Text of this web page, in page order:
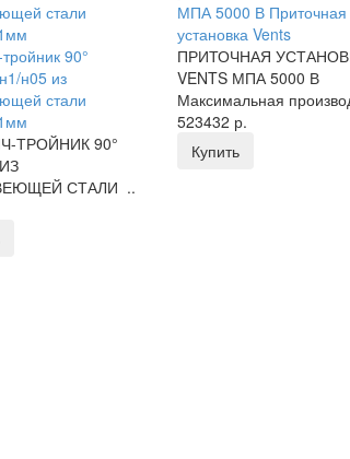
90°
н05 из
стали
ТРОЙНИК 90°
СТАЛИ ..
МПА 5000 В Приточная
установка Vents
ПРИТОЧНАЯ
VENTS МПА 5000 В
Максимальная
523432 р.
Купить